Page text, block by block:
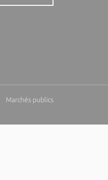
Marchés publics